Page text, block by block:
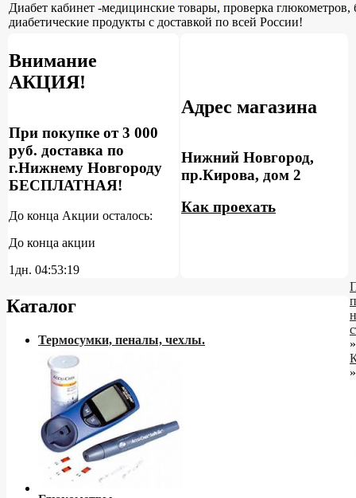
Диабет кабинет -медицинские товары, проверка глюкометров,
диабетические продукты с доставкой по всей России!
Внимание
АКЦИЯ!
При покупке от 3 000
руб. доставка по
г.Нижнему Новгороду
БЕСПЛАТНАЯ!
До конца Акции осталось:
До конца акции
1дн. 04:53:18
Адрес магазина
Нижний Новгород,
пр.Кирова, дом 2
Как проехать
Каталог
Термосумки, пеналы, чехлы.
»
»